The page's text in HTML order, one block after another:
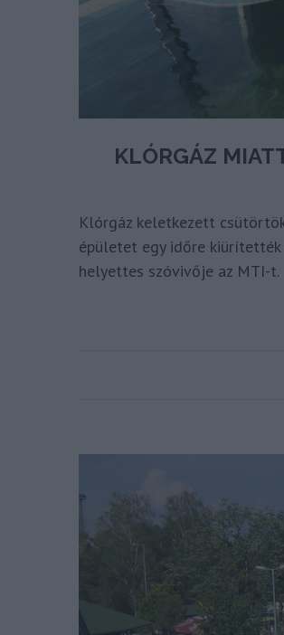
KLÓRGÁZ
Klórgáz keletkezett
épületet egy időre kiürítették
helyettes szóvivője az MTI-t.